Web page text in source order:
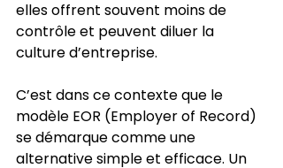
elles offrent souvent moins de
contrôle et peuvent diluer la
culture d’entreprise.
C’est dans ce contexte que le
modèle EOR (Employer of Record)
se démarque comme une
alternative simple et efficace. Un